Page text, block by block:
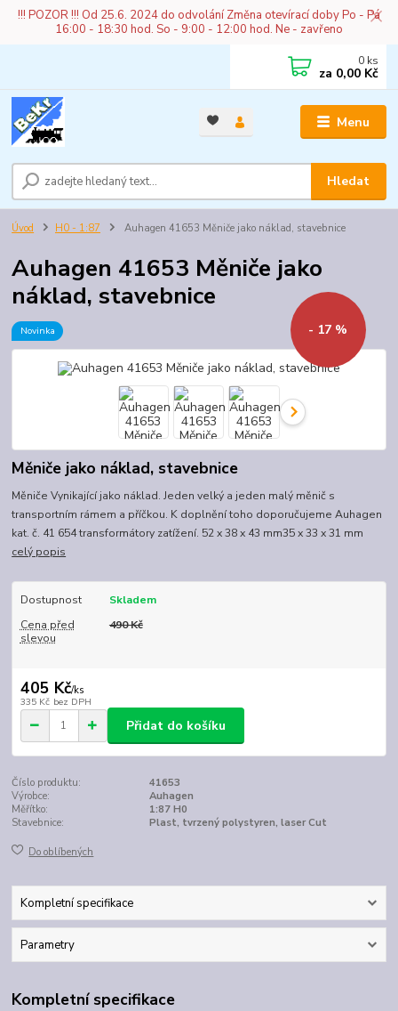
!!! POZOR !!! Od 25.6. 2024 do odvolání Změna otevírací doby Po - Pá
16:00 - 18:30 hod. So - 9:00 - 12:00 hod. Ne - zavřeno
Menu
Hledat
0 ks
za 0,00 Kč
Úvod H0 - 1:87 Auhagen 41653 Měniče jako náklad, stavebnice
Auhagen 41653 Měniče jako
náklad, stavebnice
Novinka - 17 %
Měniče jako náklad, stavebnice
Měniče Vynikající jako náklad. Jeden velký a jeden malý měnič s
transportním rámem a příčkou. K doplnění toho doporučujeme Auhagen
kat. č. 41 654 transformátory zatížení. 52 x 38 x 43 mm35 x 33 x 31 mm
celý popis
Dostupnost
Skladem
Cena před
slevou
490 Kč
405 Kč/ks
335 Kč bez DPH
Přidat do košíku
Číslo produktu:
41653
Výrobce:
Auhagen
Měřítko:
1:87 H0
Stavebnice:
Plast, tvrzený polystyren, laser Cut
Do oblíbených
Kompletní specifikace
Parametry
Kompletní specifikace